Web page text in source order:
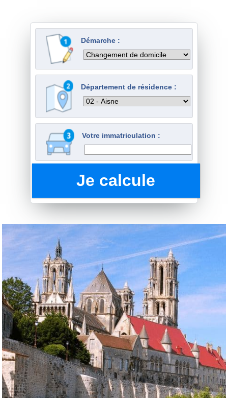
Démarche :
Département de résidence :
Votre immatriculation :